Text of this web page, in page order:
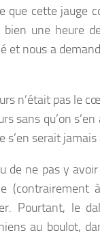
que cette jauge
une heure
et nous a
n’était pas le
sans qu’on s’en
s’en serait jamais
de ne pas y avoir
(contrairement
Pourtant, le
au boulot,